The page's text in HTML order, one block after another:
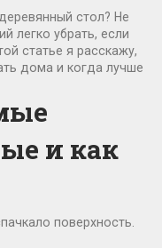
стол? Не
легко убрать, если
статье я расскажу,
дома и когда лучше
и как
поверхность.